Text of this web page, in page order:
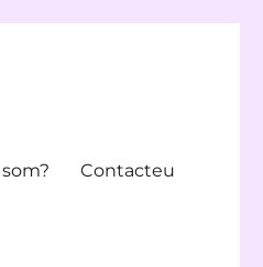
Contacteu